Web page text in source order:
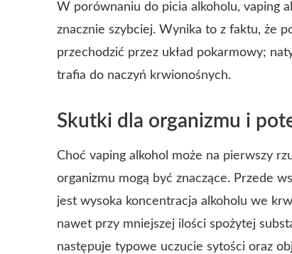
W porównaniu do picia alkoholu, vaping
znacznie szybciej. Wynika to z faktu, że
przechodzić przez układ pokarmowy;
trafia do naczyń krwionośnych.
Skutki dla organizmu i
Choć vaping alkohol może na pierwszy
organizmu mogą być znaczące. Przede
jest wysoka koncentracja alkoholu we
nawet przy mniejszej ilości spożytej
następuje typowe uczucie sytości oraz